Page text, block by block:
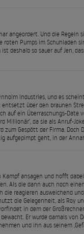
angeordert. Und die
roten Pumps im Schuhladen
deshalb so sauer auf Jen,
Industries, und es
über den braunen
auf ein Überraschungs-
Millionär‘, da sie als Anruf-
zum Gespött der Firma.
aufgepimpt geht, in der
ansagen und hofft
Als die dann auch noch
reagieren ausweichend
die Gelegenheit, als Roy
in dem der
Er wurde damals
und ihn aus seinem